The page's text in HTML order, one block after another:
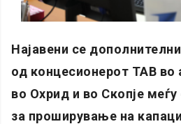
Најавени се
од концесионерот ТАВ во
во Охрид и во Скопје
за проширување на